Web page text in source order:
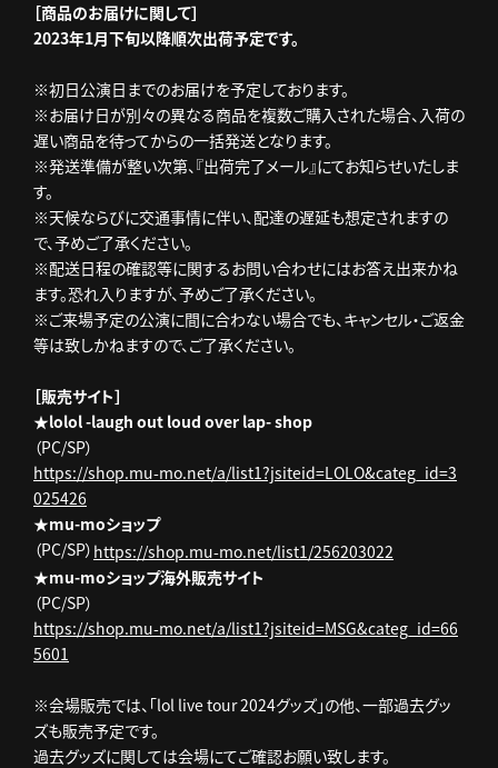
［商品のお届けに関して］
2023年1月下旬以降順次出荷予定です。
※初日公演日までのお届けを予定しております。
※お届け日が別々の異なる商品を複数ご購入された場合、入荷の
遅い商品を待ってからの一括発送となります。
※発送準備が整い次第、『出荷完了メール』にてお知らせいたしま
す。
※天候ならびに交通事情に伴い、配達の遅延も想定されますの
で、予めご了承ください。
※配送日程の確認等に関するお問い合わせにはお答え出来かね
ます。恐れ入りますが、予めご了承ください。
※ご来場予定の公演に間に合わない場合でも、キャンセル・ご返金
等は致しかねますので、ご了承ください。
［販売サイト］
★lolol -laugh out loud over lap- shop
（PC/SP）
https://shop.mu-mo.net/a/list1?jsiteid=LOLO&categ_id=3
025426
★mu-moショップ
（PC/SP） https://shop.mu-mo.net/list1/256203022
★mu-moショップ海外販売サイト
（PC/SP）
https://shop.mu-mo.net/a/list1?jsiteid=MSG&categ_id=66
5601
※会場販売では、「lol live tour 2024グッズ」の他、一部過去グッ
ズも販売予定です。
過去グッズに関しては会場にてご確認お願い致します。